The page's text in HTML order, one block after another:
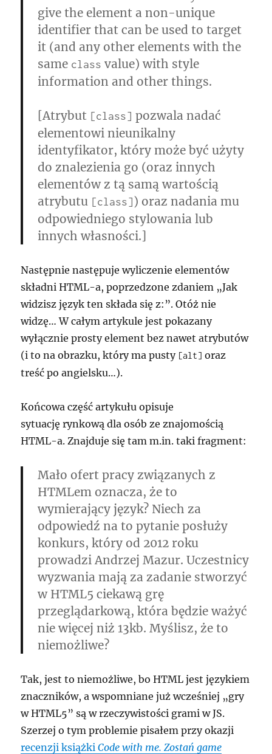
give the element a non-unique
identifier that can be used to target
it (and any other elements with the
same class value) with style
information and other things.
[Atrybut [class] pozwala nadać
elementowi nieunikalny
identyfikator, który może być użyty
do znalezienia go (oraz innych
elementów z tą samą wartością
atrybutu [class] ) oraz nadania mu
odpowiedniego stylowania lub
innych własności.]
Następnie następuje wyliczenie elementów
składni HTML-a, poprzedzone zdaniem
Jak
widzisz język ten składa się z:
. Otóż nie
widzę… W całym artykule jest pokazany
wyłącznie prosty element bez nawet atrybutów
(i to na obrazku, który ma pusty [alt] oraz
treść po angielsku…).
Końcowa część artykułu opisuje
sytuację rynkową dla osób ze znajomością
HTML-a. Znajduje się tam m.in. taki fragment:
Mało ofert pracy związanych z
HTMLem oznacza, że to
wymierający język? Niech za
odpowiedź na to pytanie posłuży
konkurs, który od 2012 roku
prowadzi Andrzej Mazur. Uczestnicy
wyzwania mają za zadanie stworzyć
w HTML5 ciekawą grę
przeglądarkową, która będzie ważyć
nie więcej niż 13kb. Myślisz, że to
niemożliwe?
Tak, jest to niemożliwe, bo HTML jest językiem
znaczników, a wspomniane już wcześniej
gry
w HTML5
są w rzeczywistości grami w JS.
Szerzej o tym problemie pisałem przy okazji
recenzji książkiCode with me. Zostań game